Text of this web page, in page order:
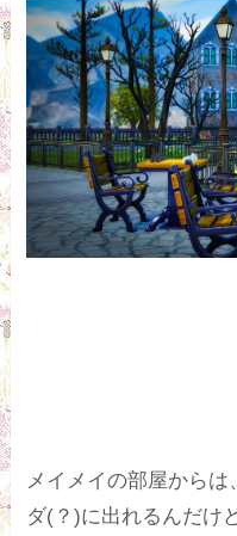
メイメイの部屋から
ダ(？)に出れるんだけ